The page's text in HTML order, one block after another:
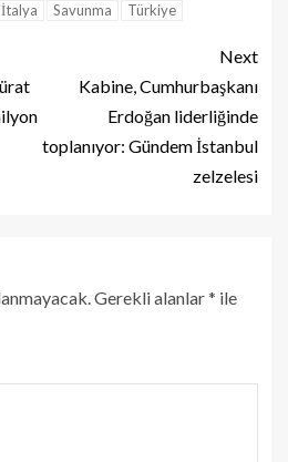
İtalya Savunma Türkiye
Next
Kabine, Cumhurbaşkanı
Erdoğan liderliğinde
toplanıyor: Gündem İstanbul
zelzelesi
Gerekli alanlar* ile